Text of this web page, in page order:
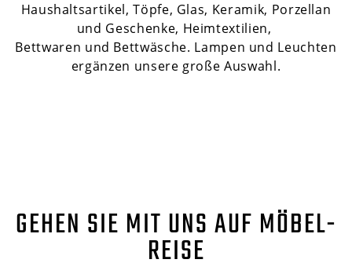
Haushaltsartikel, Töpfe, Glas, Keramik, Porzellan
und Geschenke, Heimtextilien,
Bettwaren und Bettwäsche. Lampen und Leuchten
ergänzen unsere große Auswahl.
GEHEN SIE MIT UNS AUF MÖBEL-
REISE